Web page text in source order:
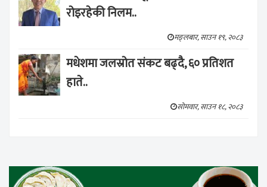
रोइरहेकी निलम..
मङ्लबार, साउन १९, २०८३
मधेशमा जलस्रोत संकट बढ्दै, ६० प्रतिशत
हाते..
सोमवार, साउन १८, २०८३